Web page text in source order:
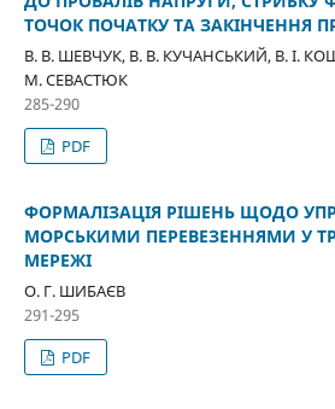
ТОЧОК ПОЧАТКУ ТА ЗАКІНЧЕННЯ
В. В. ШЕВЧУК, В. В. КУЧАНСЬКИЙ, В. І.
М. СЕВАСТЮК
285-290
PDF
ФОРМАЛІЗАЦІЯ РІШЕНЬ ЩОДО
МОРСЬКИМИ ПЕРЕВЕЗЕННЯМИ У
МЕРЕЖІ
О. Г. ШИБАЄВ
291-295
PDF